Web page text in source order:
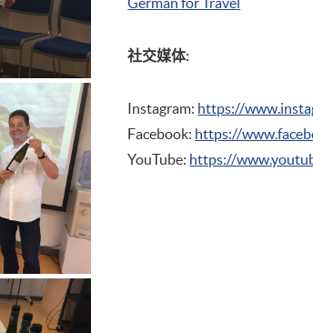
社交媒体:
Instagram: https://
Facebook: https://
YouTube: https://